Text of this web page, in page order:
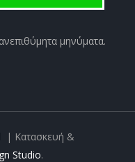
μηνύματα.
| Κατασκευή &
Studio.